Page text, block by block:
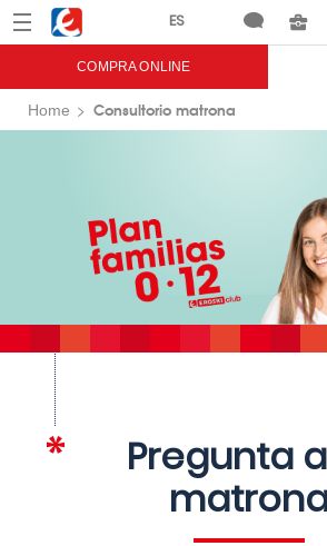
Menú Eroski
COMPRA ONLINE
Home Consultorio matrona
Pregunta